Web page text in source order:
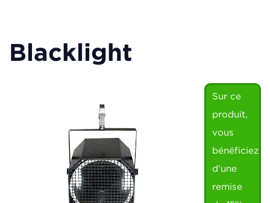
Blacklight
Sur ce
produit,
vous
bénéficiez
d'une
remise